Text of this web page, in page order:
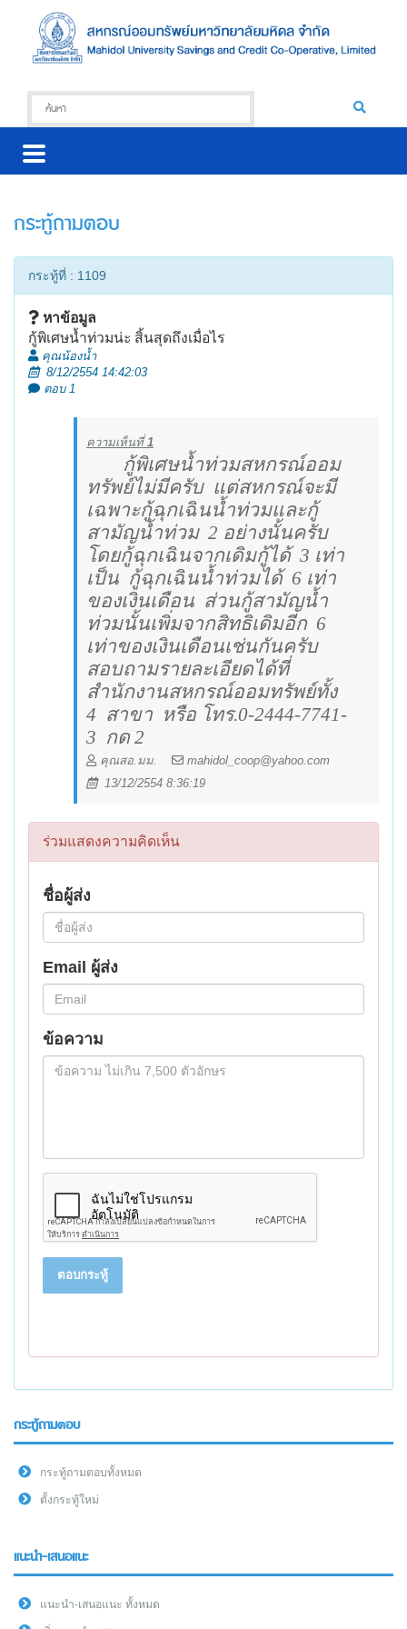
กระทู้ถามตอบ
กระทู้ที่ : 1109
หาข้อมูล
กู้พิเศษน้ำท่วมน่ะ สิ้นสุดถึงเมื่อไร
คุณน้องน้ำ
8/12/2554 14:42:03
ตอบ 1
ความเห็นที่1
กู้พิเศษน้ำท่วมสหกรณ์ออม
ทรัพย์ไม่มีครับ แต่สหกรณ์จะมี
เฉพาะกู้ฉุกเฉินน้ำท่วมและกู้
สามัญน้ำท่วม 2 อย่างนั้นครับ
โดยกู้ฉุกเฉินจากเดิมกู้ได้ 3 เท่า
เป็น กู้ฉุกเฉินน้ำท่วมได้ 6 เท่า
ของเงินเดือน ส่วนกู้สามัญน้ำ
ท่วมนั้นเพิ่มจากสิทธิเดิมอีก 6
เท่าของเงินเดือนเช่นกันครับ
สอบถามรายละเอียดได้ที่
สำนักงานสหกรณ์ออมทรัพย์ทั้ง
4 สาขา หรือ โทร.0-2444-7741-
3 กด 2
คุณสอ.มม.
mahidol_coop@yahoo.com
13/12/2554 8:36:19
ร่วมแสดงความคิดเห็น
ชื่อผู้ส่ง
Email ผู้ส่ง
ข้อความ
ตอบกระทู้
กระทู้ถามตอบ
กระทู้ถามตอบทั้งหมด
ตั้งกระทู้ใหม่
แนะนำ-เสนอแนะ
แนะนำ-เสนอแนะ ทั้งหมด